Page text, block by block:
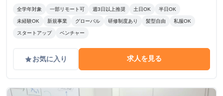
費用の全額負担あり
全学年対象 一部リモート可 週3日以上推奨 土日OK 半日OK
未経験OK 新規事業 グローバル 研修制度あり 髪型自由 私服OK
スタートアップ ベンチャー
gradeお気に入り 求人を見る